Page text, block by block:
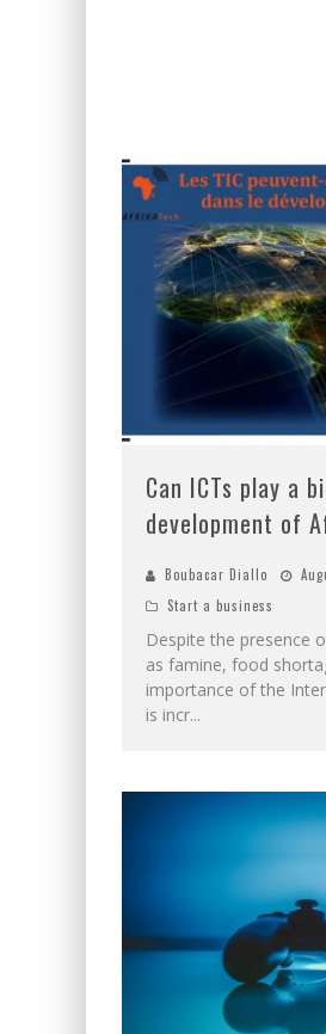
Can ICTs play a
development of
Boubacar Diallo
Start a business
Despite the presence
as famine, food
importance of the
is incr...